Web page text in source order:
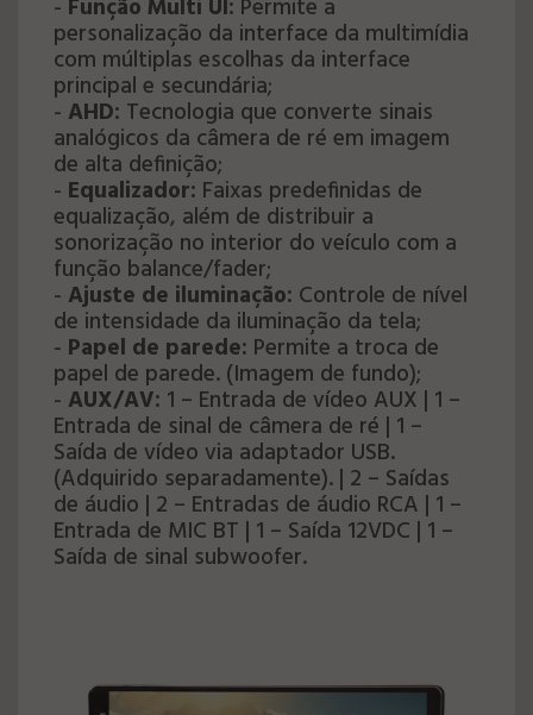
- Função Multi UI: Permite a
personalização da interface da multimídia
com múltiplas escolhas da interface
principal e secundária;
- AHD: Tecnologia que converte sinais
analógicos da câmera de ré em imagem
de alta definição;
- Equalizador: Faixas predefinidas de
equalização, além de distribuir a
sonorização no interior do veículo com a
função balance/fader;
- Ajuste de iluminação: Controle de nível
de intensidade da iluminação da tela;
- Papel de parede: Permite a troca de
papel de parede. (Imagem de fundo);
- AUX/AV: 1 – Entrada de vídeo AUX | 1 –
Entrada de sinal de câmera de ré | 1 –
Saída de vídeo via adaptador USB.
(Adquirido separadamente). | 2 – Saídas
de áudio | 2 – Entradas de áudio RCA | 1 –
Entrada de MIC BT | 1 – Saída 12VDC | 1 –
Saída de sinal subwoofer.